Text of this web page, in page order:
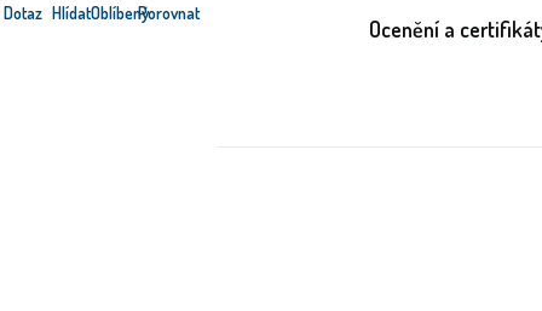
Dotaz HlídatOblíbenýPorovnat
Ocenění a